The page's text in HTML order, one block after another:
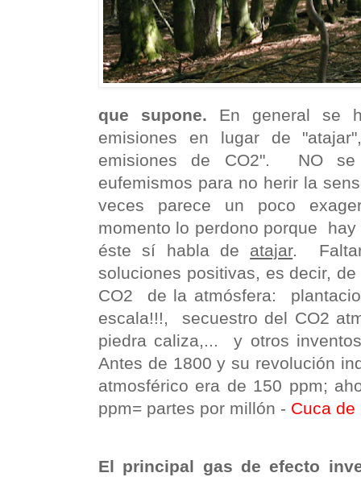
que supone. En general se
emisiones en lugar de
emisiones de CO2". NO
eufemismos para no herir la
veces parece un poco
momento lo perdono porque
éste sí habla de atajar.
soluciones positivas, es decir,
CO2 de la atmósfera:
escala!!!, secuestro del CO2
piedra caliza,... y otros
Antes de 1800 y su revolución
atmosférico era de 150 ppm;
ppm= partes por millón - Cuca de
El principal gas de efecto